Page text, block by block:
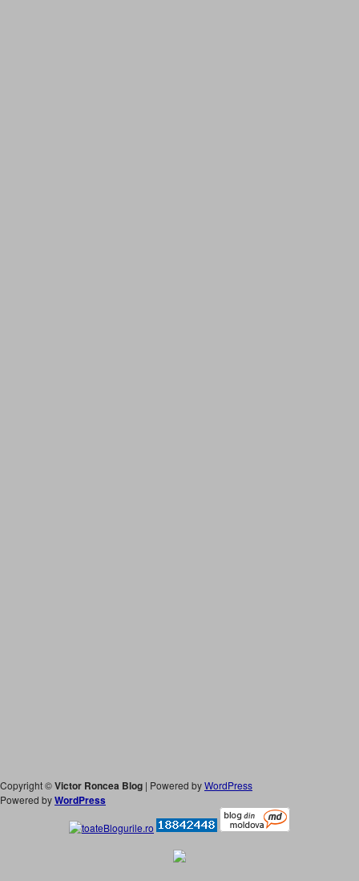
Copyright ©Victor Roncea Blog | Powered byWordPress
Powered byWordPress